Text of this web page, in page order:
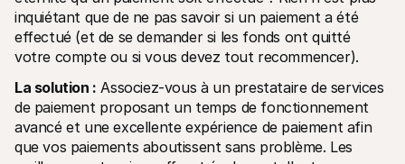
inquiétant que de ne pas savoir si un paiement a été
effectué (et de se demander si les fonds ont quitté
votre compte ou si vous devez tout recommencer).
La solution : Associez-vous à un prestataire de services
de paiement proposant un temps de fonctionnement
avancé et une excellente expérience de paiement afin
que vos paiements aboutissent sans problème. Les